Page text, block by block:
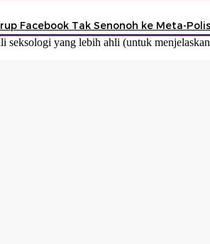
Facebook Tak Senonoh ke Meta-
yang lebih ahli (untuk